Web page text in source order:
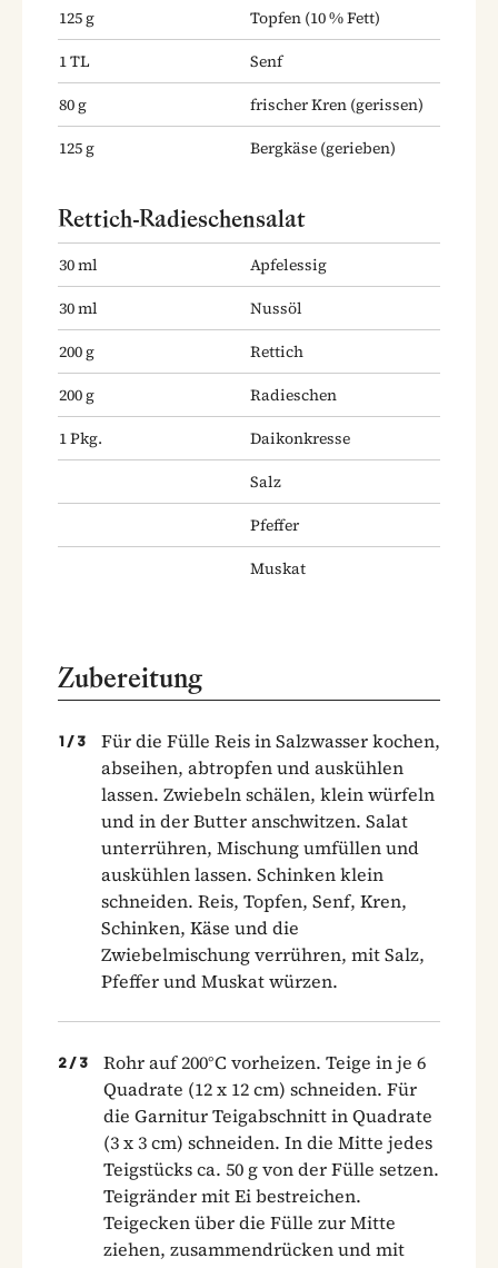
125g Topfen (10 % Fett)
1TL
Senf
80g frischer Kren (gerissen)
125g Bergkäse (gerieben)
Rettich-Radieschensalat
30ml
Apfelessig
30ml
Nussöl
200g
Rettich
200g
Radieschen
1Pkg.
Daikonkresse
Salz
Pfeffer
Muskat
Zubereitung
1 / 3
Für die Fülle Reis in Salzwasser kochen,
abseihen, abtropfen und auskühlen
lassen. Zwiebeln schälen, klein würfeln
und in der Butter anschwitzen. Salat
unterrühren, Mischung umfüllen und
auskühlen lassen. Schinken klein
schneiden. Reis, Topfen, Senf, Kren,
Schinken, Käse und die
Zwiebelmischung verrühren, mit Salz,
Pfeffer und Muskat würzen.
2 / 3
Rohr auf 200°C vorheizen. Teige in je 6
Quadrate (12 x 12 cm) schneiden. Für
die Garnitur Teigabschnitt in Quadrate
(3 x 3 cm) schneiden. In die Mitte jedes
Teigstücks ca. 50 g von der Fülle setzen.
Teigränder mit Ei bestreichen.
Teigecken über die Fülle zur Mitte
ziehen, zusammendrücken und mit